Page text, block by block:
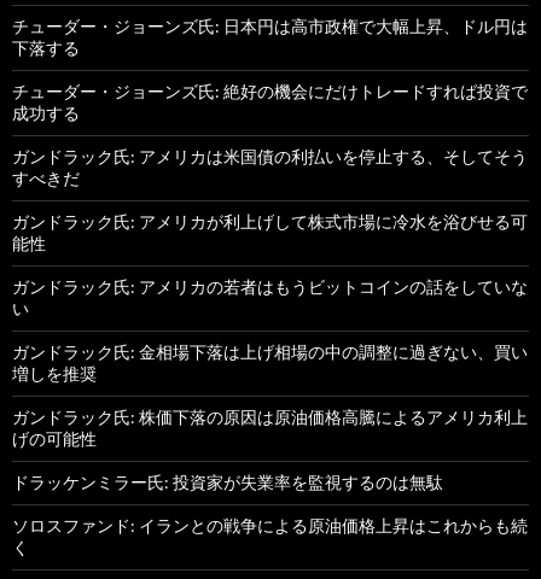
チューダー・ジョーンズ氏: 日本円は高市政権で大幅上昇、ドル円は
下落する
チューダー・ジョーンズ氏: 絶好の機会にだけトレードすれば投資で
成功する
ガンドラック氏: アメリカは米国債の利払いを停止する、そしてそう
すべきだ
ガンドラック氏: アメリカが利上げして株式市場に冷水を浴びせる可
能性
ガンドラック氏: アメリカの若者はもうビットコインの話をしていな
い
ガンドラック氏: 金相場下落は上げ相場の中の調整に過ぎない、買い
増しを推奨
ガンドラック氏: 株価下落の原因は原油価格高騰によるアメリカ利上
げの可能性
ドラッケンミラー氏: 投資家が失業率を監視するのは無駄
ソロスファンド: イランとの戦争による原油価格上昇はこれからも続
く